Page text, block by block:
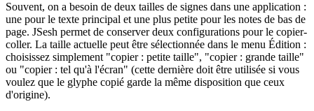
Souvent, on a besoin de deux tailles de signes dans une application :
une pour le texte principal et une plus petite pour les notes de bas de
page. JSesh permet de conserver deux configurations pour le copier-
coller. La taille actuelle peut être sélectionnée dans le menu Édition :
choisissez simplement "copier : petite taille", "copier : grande taille"
ou "copier : tel qu'à l'écran" (cette dernière doit être utilisée si vous
voulez que le glyphe copié garde la même disposition que ceux
d'origine).